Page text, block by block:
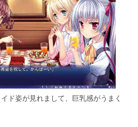
ド姿が見れまして、巨乳感がうまく